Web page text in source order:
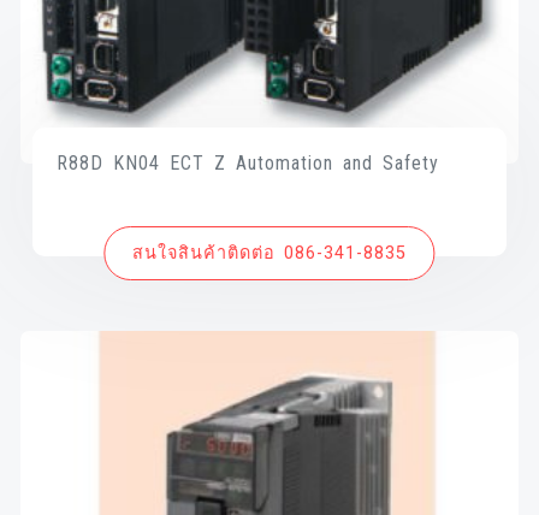
R88D KN04 ECT Z Automation and Safety
สนใจสินค้าติดต่อ 086-341-8835